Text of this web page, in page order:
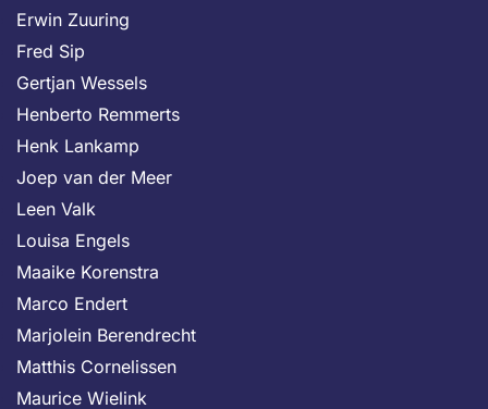
Erwin Zuuring
Fred Sip
Gertjan Wessels
Henberto Remmerts
Henk Lankamp
Joep van der Meer
Leen Valk
Louisa Engels
Maaike Korenstra
Marco Endert
Marjolein Berendrecht
Matthis Cornelissen
Maurice Wielink